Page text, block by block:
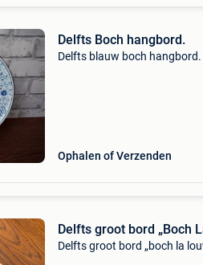
Delfts Boch hangbord.
Delfts blauw boch
Ophalen of Verzenden
Delfts groot bord „Boch
Delfts groot bord „boch la